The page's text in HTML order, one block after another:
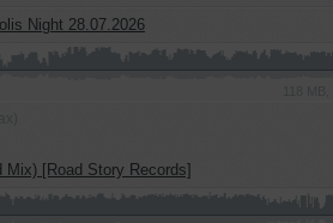
Night 28.07.2026
Mix) [Road Story Records]